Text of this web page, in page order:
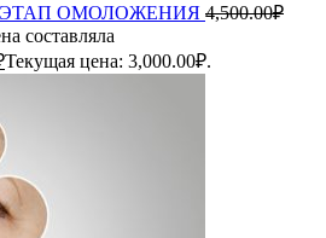
ЭТАП ОМОЛОЖЕНИЯ 4,500.00₽
составляла
Текущая цена: 3,000.00₽.